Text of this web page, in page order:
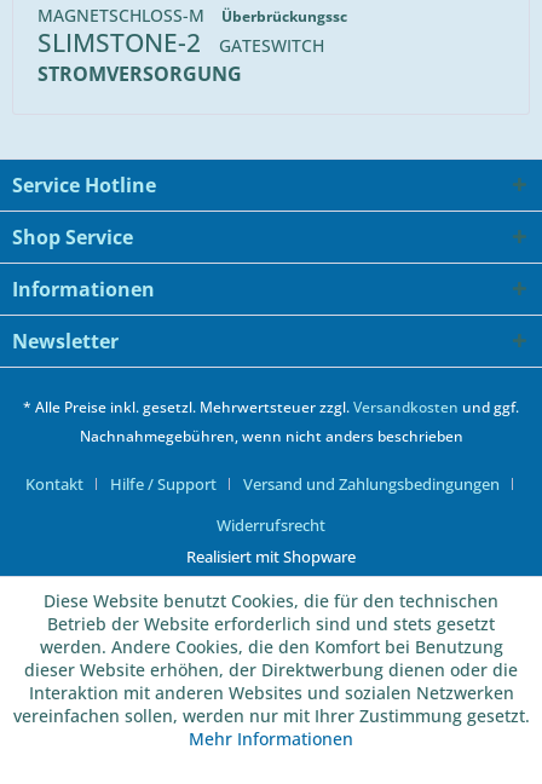
MAGNETSCHLOSS-M
Überbrückungssc
SLIMSTONE-2 GATESWITCH
STROMVERSORGUNG
Service Hotline
Shop Service
Informationen
Newsletter
* Alle Preise inkl. gesetzl. Mehrwertsteuer zzgl.Versandkosten und ggf.
Nachnahmegebühren, wenn nicht anders beschrieben
Kontakt Hilfe / Support
Versand und Zahlungsbedingungen
Widerrufsrecht
Realisiert mit Shopware
Diese Website benutzt Cookies, die für den technischen
Betrieb der Website erforderlich sind und stets gesetzt
werden. Andere Cookies, die den Komfort bei Benutzung
dieser Website erhöhen, der Direktwerbung dienen oder die
Interaktion mit anderen Websites und sozialen Netzwerken
vereinfachen sollen, werden nur mit Ihrer Zustimmung gesetzt.
Mehr Informationen